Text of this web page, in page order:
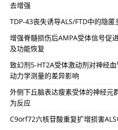
去增强
TDP-43丧失诱导ALS/FTD中的隐匿
增强脊髓损伤后AMPA受体信号促
及功能恢复
致幻剂5-HT2A受体激动剂对神经
动力学测量的差异影响
外侧下丘脑表达瘦素受体的神经元
为反应
C9orf72六核苷酸重复扩增损害